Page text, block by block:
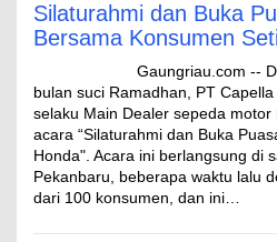
Silaturahmi dan Buka
Bersama Konsumen
Gaungriau.com --
bulan suci Ramadhan, PT
selaku Main Dealer sepeda
acara “Silaturahmi dan Buka
Honda". Acara ini berlangsung di
Pekanbaru, beberapa waktu lalu
dari 100 konsumen, dan ini…